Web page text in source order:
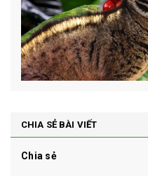
CHIA SẺ BÀI VIẾT
Chia sẻ